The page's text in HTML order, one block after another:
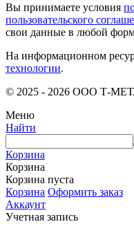
Вы принимаете условия
пользовательского
свои данные в любой
На информационном
технологии.
© 2025 - 2026 ООО Т-МЕТ.
Меню
Найти
Корзина
Корзина
Корзина пуста
Корзина Оформить заказ
Аккаунт
Учетная запись